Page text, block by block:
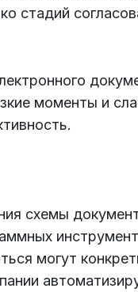
стадий
моменты и
схемы
могут